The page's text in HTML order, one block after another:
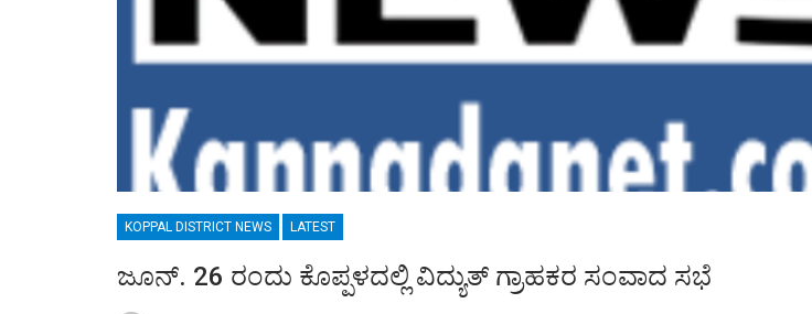
KOPPAL DISTRICT NEWS LATEST
ಜೂನ್. 26 ರಂದು ಕೊಪ್ಪಳದಲ್ಲಿ ವಿದ್ಯುತ್ ಗ್ರಾಹಕರ ಸಂವಾದ ಸಭೆ